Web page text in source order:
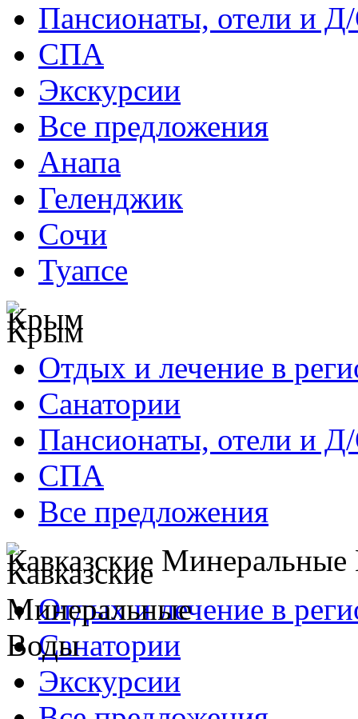
Пансионаты, отели и
СПА
Экскурсии
Все предложения
Анапа
Геленджик
Сочи
Туапсе
Крым
Отдых и лечение в
Санатории
Пансионаты, отели и
СПА
Все предложения
Кавказские
Отдых и лечение в
Санатории
Экскурсии